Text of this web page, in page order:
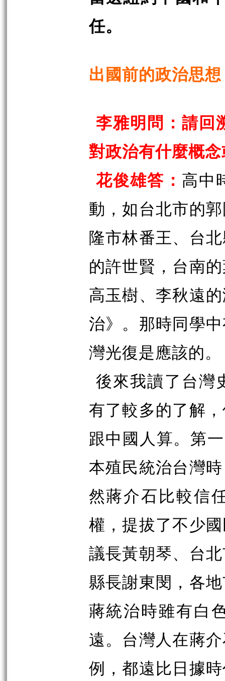
任。
出國前的政治思想
李雅明問：請回
對政治有什麼概
花俊雄答： 高中
動，如台北市的
隆市林番王、台
的許世賢，台南
高玉樹、李秋遠
治》。那時同學
灣光復是應該的。
後來我讀了台灣
有了較多的了解
跟中國人算。第
本殖民統治台灣
然蔣介石比較信
權，提拔了不少
議長黃朝琴、台
縣長謝東閔，各
蔣統治時雖有白
遠。台灣人在蔣
例，都遠比日據